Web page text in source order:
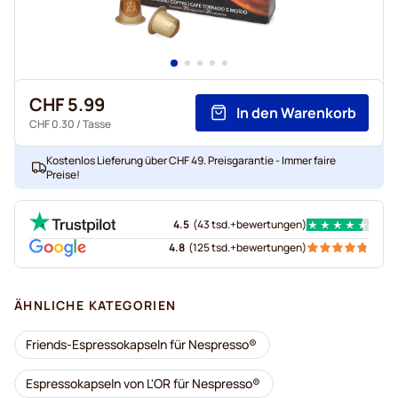
CHF 5.99
CHF 0.30 / Tasse
In den Warenkorb
Kostenlos Lieferung über CHF 49. Preisgarantie - Immer faire
Preise!
4.5 (43 tsd.+bewertungen)
4.8 (125 tsd.+bewertungen)
ÄHNLICHE KATEGORIEN
Friends-Espressokapseln für Nespresso®
Espressokapseln von L'OR für Nespresso®